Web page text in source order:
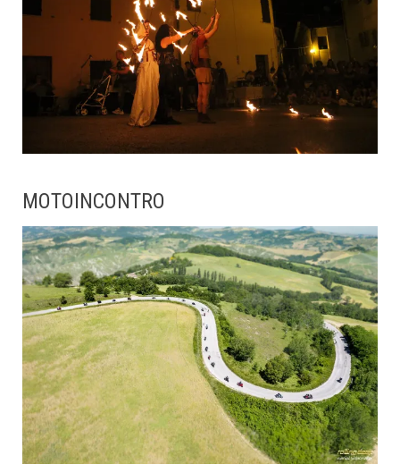
MOTOINCONTRO